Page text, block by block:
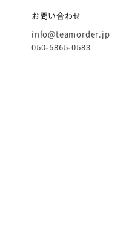
お問い合わせ
info@teamorder.jp
050-5865-0583